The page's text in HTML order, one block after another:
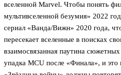
вселенной Marvel. Чтобы понять
мультивселенной безумия» 2022
сериал «Ванда/Вижн» 2020 года,
пересекает вселенные в поисках
взаимосвязанная паутина
упадка MCU после «Финала», и это